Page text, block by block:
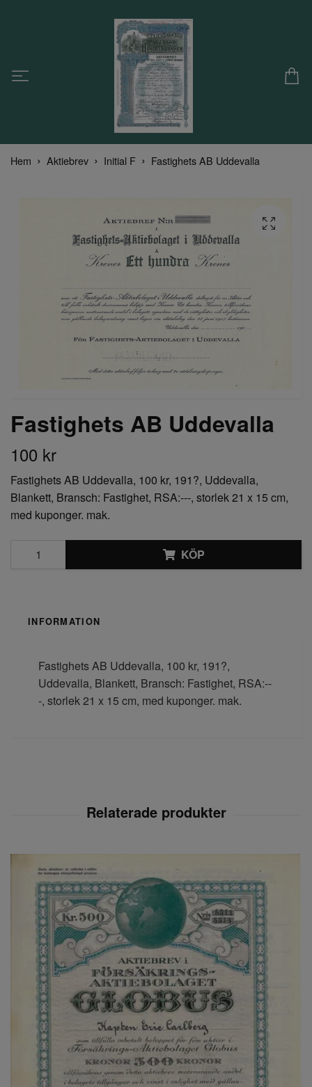
Hem Aktiebrev Initial F Fastighets AB Uddevalla
Fastighets AB Uddevalla
100 kr
Fastighets AB Uddevalla, 100 kr, 191?, Uddevalla,
Blankett, Bransch: Fastighet, RSA:---, storlek 21 x 15 cm,
med kuponger. mak.
KÖP
INFORMATION
Fastighets AB Uddevalla, 100 kr, 191?,
Uddevalla, Blankett, Bransch: Fastighet, RSA:--
-, storlek 21 x 15 cm, med kuponger. mak.